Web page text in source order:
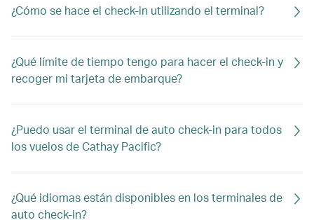
¿Cómo se hace el check-in utilizando el terminal?
¿Qué límite de tiempo tengo para hacer el check-in y
recoger mi tarjeta de embarque?
¿Puedo usar el terminal de auto check-in para todos
los vuelos de Cathay Pacific?
¿Qué idiomas están disponibles en los terminales de
auto check-in?